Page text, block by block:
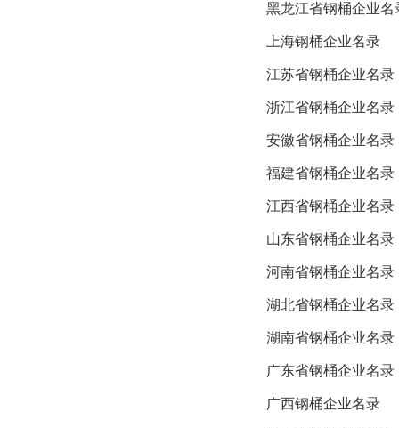
黑龙江省钢桶企业名
上海钢桶企业名录
江苏省钢桶企业名录
浙江省钢桶企业名录
安徽省钢桶企业名录
福建省钢桶企业名录
江西省钢桶企业名录
山东省钢桶企业名录
河南省钢桶企业名录
湖北省钢桶企业名录
湖南省钢桶企业名录
广东省钢桶企业名录
广西钢桶企业名录